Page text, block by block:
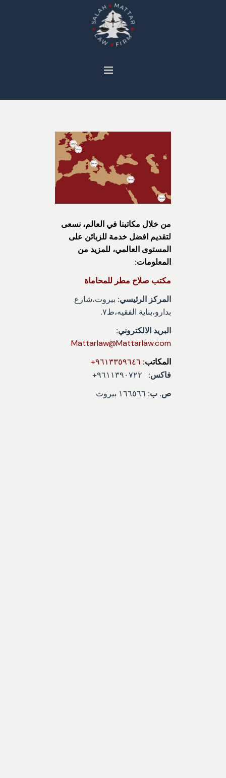
من خلال مكاتبنا في العالم، نسعى
لتقديم افضل خدمة للزبائن على
المستوى العالمي، للمزيد من
المعلومات:
مكتب صلاح مطر للمحاماة
المركز الرئيسي: بيروت،شارع
بدارو،بناية الفقيه،ط٧.
البريد الالكتروني:
Mattarlaw@Mattarlaw.com
المكاتب: ٩٦١٣٣٥٩٦٤٦+
فاكس: ٩٦١١٣٩٠٧٢٢+
ص. ب: ١٦٦٥٦٦ بيروت